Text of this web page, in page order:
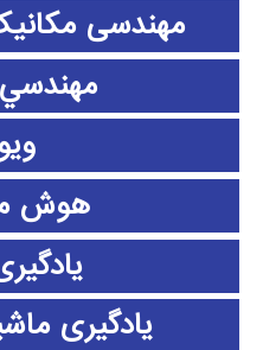
مهندسی
هوش
یادگیری